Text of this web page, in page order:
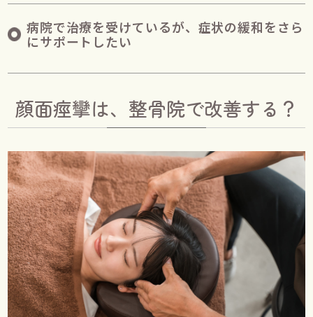
病院で治療を受けているが、症状の緩和をさら
にサポートしたい
顔面痙攣は、整骨院で改善する？